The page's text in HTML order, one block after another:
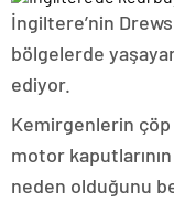
İngiltere’nin
bölgelerde
ediyor.
Kemirgenlerin çöp
motor
neden olduğunu